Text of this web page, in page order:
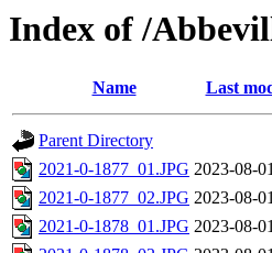
Index of /
Name Last
Parent Directory
2021-0-1877_01.JPG 2023-08-
2021-0-1877_02.JPG 2023-08-
2021-0-1878_01.JPG 2023-08-